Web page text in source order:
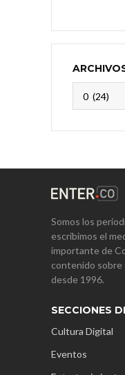
Somos los
escribimos el
importante de
contenido sobre
desde 1996.
SECCIONES
Cultura Digital
Eventos